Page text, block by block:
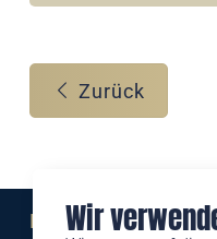
Wir
Zurück
Eine Marke der